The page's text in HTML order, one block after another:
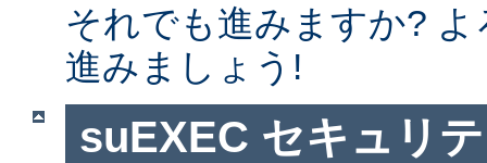
それでも進みますか?
進みましょう!
suEXEC セキュリ